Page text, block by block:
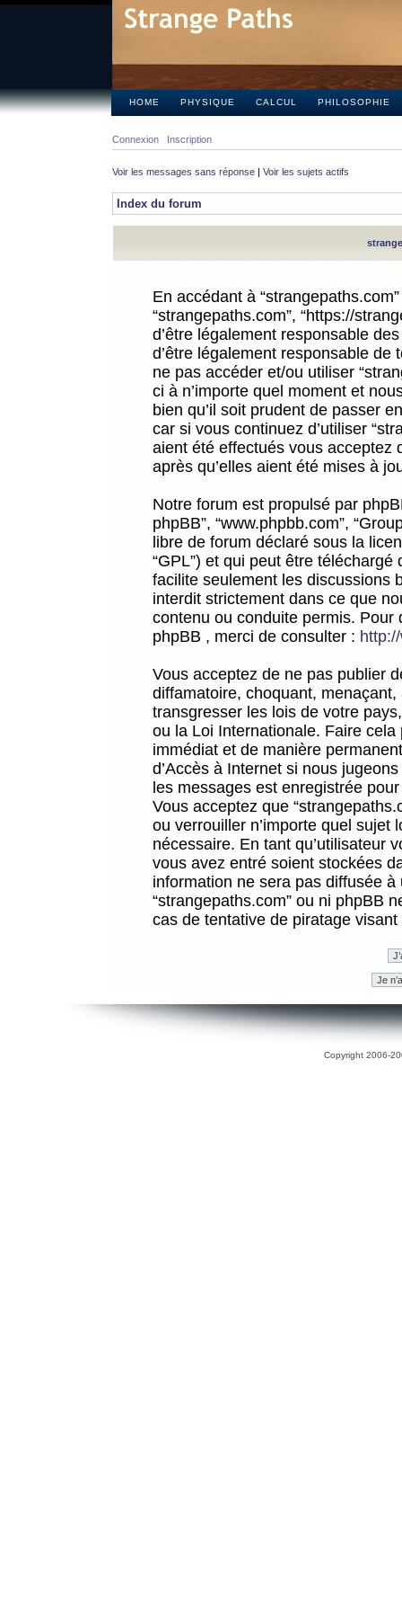
HOME PHYSIQUE CALCUL PHILOSOPHIE
Connexion Inscription
Voir les messages sans réponse | Voir les sujets actifs
Index du forum
En accédant à
“strangepaths.com”, “https://
d’être légalement responsable
d’être légalement responsable
ne pas accéder et/ou utiliser
ci à n’importe quel moment et
bien qu’il soit prudent de passer
car si vous continuez d’utiliser
aient été effectués vous acceptez
après qu’elles aient été mises à
Notre forum est propulsé par
phpBB”, “www.phpbb.com”,
libre de forum déclaré sous la
“GPL”) et qui peut être téléchargé
facilite seulement les discussions
interdit strictement dans ce que
contenu ou conduite permis.
phpBB , merci de consulter :
Vous acceptez de ne pas publier
diffamatoire, choquant,
transgresser les lois de votre
ou la Loi Internationale. Faire
immédiat et de manière
d’Accès à Internet si nous
les messages est enregistrée
Vous acceptez que
ou verrouiller n’importe quel sujet
nécessaire. En tant qu’utilisateur
vous avez entré soient stockées
information ne sera pas diffusée
“strangepaths.com” ou ni phpBB
cas de tentative de piratage
Copyright 2006-